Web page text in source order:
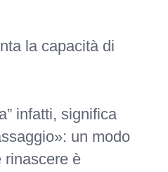
la capacità di
infatti, significa
un modo
rinascere è